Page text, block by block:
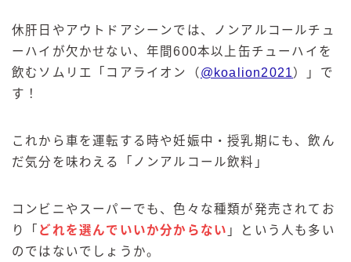
サントリー
ー196℃ ストロングゼロ
CRAFT－196℃
こだわり酒場
BAR Pomum（バー・ポームム）
角ハイボール
トリスハイボール
休肝日やアウトドアシーンでは、ノンアルコールチュ
ーハイが欠かせない、年間600本以上缶チューハイを
飲むソムリエ「コアライオン（ @koalion2021）」で
す！
これから車を運転する時や妊娠中・授乳期にも、飲ん
だ気分を味わえる「ノンアルコール飲料」
コンビニやスーパーでも、色々な種類が発売されてお
り「 どれを選んでいいか分からない 」という人も多い
のではないでしょうか。